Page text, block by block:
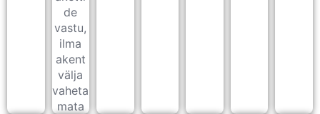
de
vastu,
ilma
akent
välja
vaheta
mata